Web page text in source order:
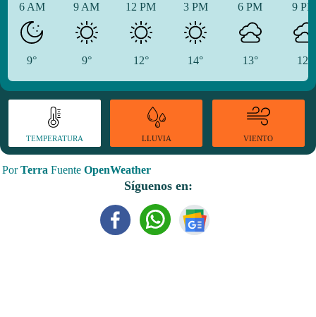
6 AM
9°
9 AM
9°
12 PM
12°
3 PM
14°
6 PM
13°
9
12°
TEMPERATURA LLUVIA VIENTO
PorTerra Fuente OpenWeather
Síguenos en: